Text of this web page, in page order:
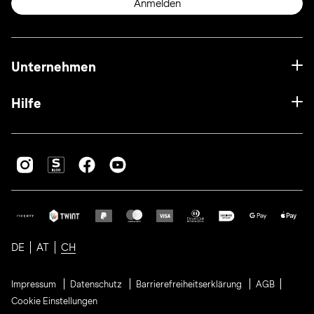
Anmelden
Unternehmen
Hilfe
DE AT CH
Impressum Datenschutz Barrierefreiheitserklärung
AGB
Cookie Einstellungen